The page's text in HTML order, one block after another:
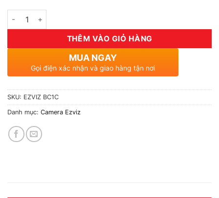
Số lượng
THÊM VÀO GIỎ HÀNG
MUA NGAY
Gọi điện xác nhận và giao hàng tận nơi
SKU: EZVIZ BC1C
Danh mục: Camera Ezviz